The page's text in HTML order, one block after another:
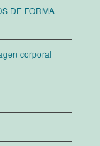
DE FORMA
corporal